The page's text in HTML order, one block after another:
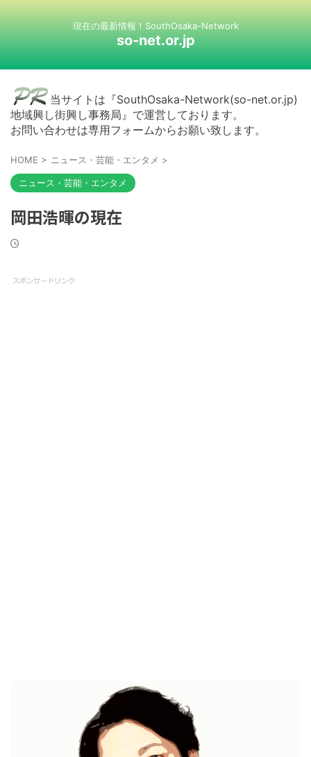
現在の最新情報！SouthOsaka-Network
so-net.or.jp
当サイトは『SouthOsaka-Network(so-net.or.jp)
地域興し街興し事務局』で運営しております。
お問い合わせは専用フォームからお願い致します。
HOME > ニュース・芸能・エンタメ >
ニュース・芸能・エンタメ
岡田浩暉の現在